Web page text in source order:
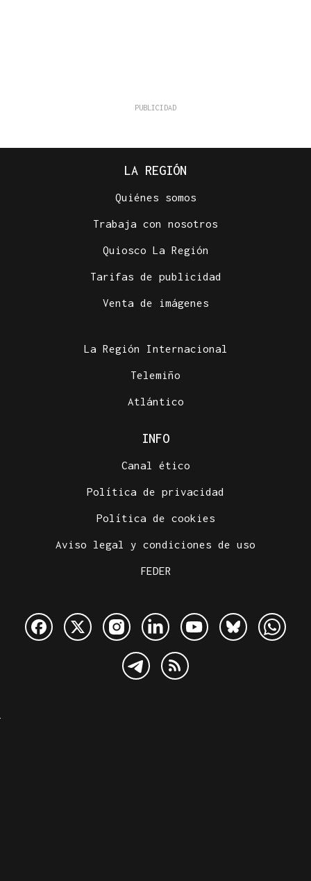
LA REGIÓN
Quiénes somos
Trabaja con nosotros
Quiosco La Región
Tarifas de publicidad
Venta de imágenes
La Región Internacional
Telemiño
Atlántico
INFO
Canal ético
Política de privacidad
Política de cookies
Aviso legal y condiciones de uso
FEDER